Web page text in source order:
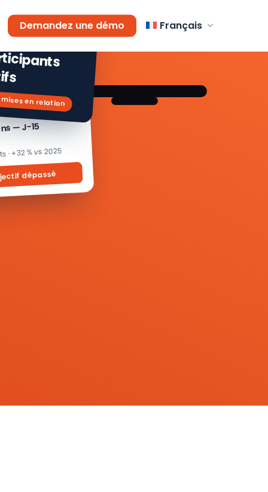
Demandez une démo Français
— J-15
· +32 % vs 2025
dépassé
de
mises en relation